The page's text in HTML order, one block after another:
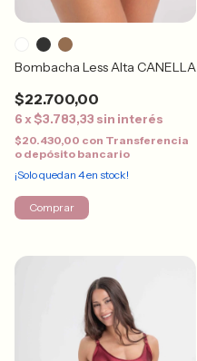
Bombacha Less Alta CANELLA
$22.700,00
6 x$3.783,33 sin interés
$20.430,00 con Transferencia
o depósito bancario
¡Solo quedan 4en stock!
Comprar